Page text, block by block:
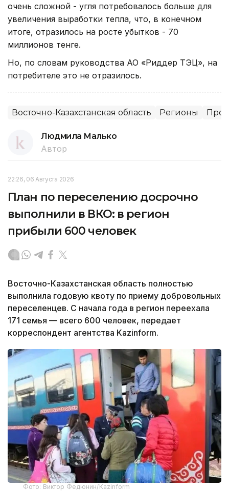
очень сложной - угля потребовалось больше для
увеличения выработки тепла, что, в конечном
итоге, отразилось на росте убытков - 70
миллионов тенге.
Но, по словам руководства АО «Риддер ТЭЦ», на
потребителе это не отразилось.
Восточно-Казахстанская область Регионы
Людмила Малько
Автор
22:26, 06 Августа 2026
План по переселению досрочно
выполнили в ВКО: в регион
прибыли 600 человек
Восточно-Казахстанская область полностью
выполнила годовую квоту по приему добровольных
переселенцев. С начала года в регион переехала
171 семья — всего 600 человек, передает
корреспондент агентства Kazinform.
Фото: Виктор Федюнин/Kazinform